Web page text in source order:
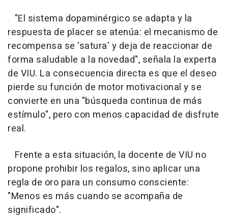
"El sistema dopaminérgico se adapta y la
respuesta de placer se atenúa: el mecanismo de
recompensa se 'satura' y deja de reaccionar de
forma saludable a la novedad", señala la experta
de VIU. La consecuencia directa es que el deseo
pierde su función de motor motivacional y se
convierte en una "búsqueda continua de más
estímulo", pero con menos capacidad de disfrute
real.
Frente a esta situación, la docente de VIU no
propone prohibir los regalos, sino aplicar una
regla de oro para un consumo consciente:
"Menos es más cuando se acompaña de
significado".